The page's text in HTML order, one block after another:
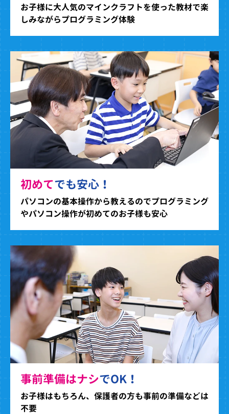
お子様に大人気のマインクラフトを使った教材で楽
しみながらプログラミング体験
初めてでも安心！
パソコンの基本操作から教えるのでプログラミング
やパソコン操作が初めてのお子様も安心
事前準備はナシでOK！
お子様はもちろん、保護者の方も事前の準備などは
不要